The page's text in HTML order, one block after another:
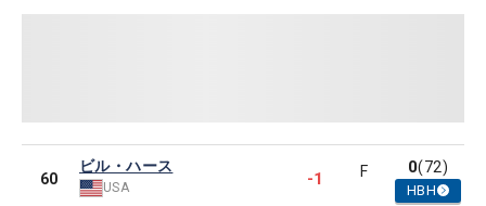
60
ビル・ハース
USA -1 F 0(72)
HBH